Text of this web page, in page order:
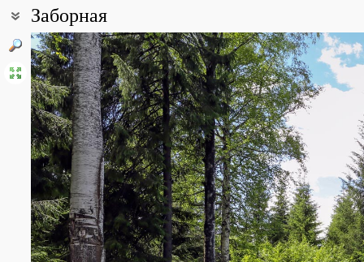
Заборная
Coordinates:
58° 03′ 01.98″ N, 56° 03′ 13.81″ E (view at maps ofGoogle ,
All photos(9) Photos of plants & lichens(74)